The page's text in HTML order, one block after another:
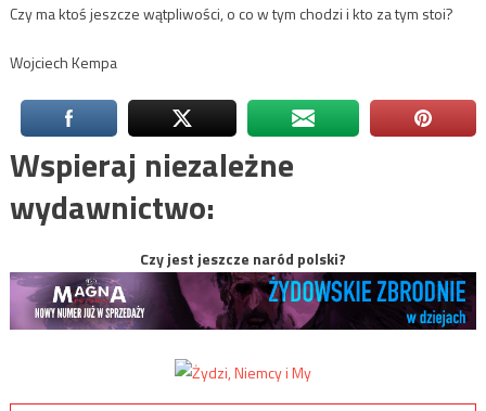
Czy ma ktoś jeszcze wątpliwości, o co w tym chodzi i kto za tym stoi?
Wojciech Kempa
Wspieraj niezależne
wydawnictwo:
Czy jest jeszcze naród polski?